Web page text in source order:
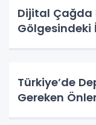
Dijital Çağda
Gölgesindeki
Türkiye’de
Gereken